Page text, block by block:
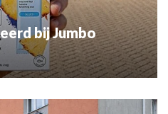
bij Jumbo